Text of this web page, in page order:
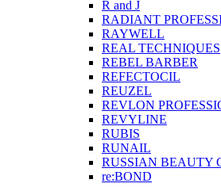
R and J
RADIANT
RAYWELL
REAL TECHNIQUES
REBEL BARBER
REFECTOCIL
REUZEL
REVLON
REVYLINE
RUBIS
RUNAIL
RUSSIAN BEAUTY
re:BOND